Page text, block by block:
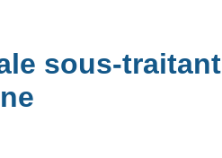
sous-traitant